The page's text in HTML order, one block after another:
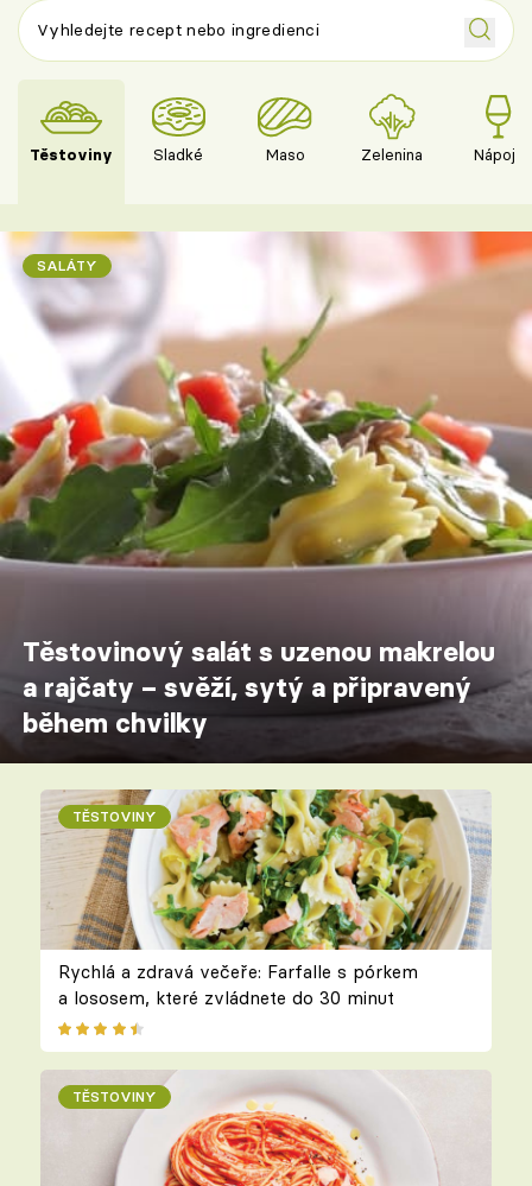
Těstoviny Sladké Maso Zelenina Nápoje
SALÁTY
Těstovinový salát s uzenou makrelou
a rajčaty – svěží, sytý a připravený
během chvilky
TĚSTOVINY
Rychlá a zdravá večeře: Farfalle s pórkem
a lososem, které zvládnete do 30 minut
TĚSTOVINY